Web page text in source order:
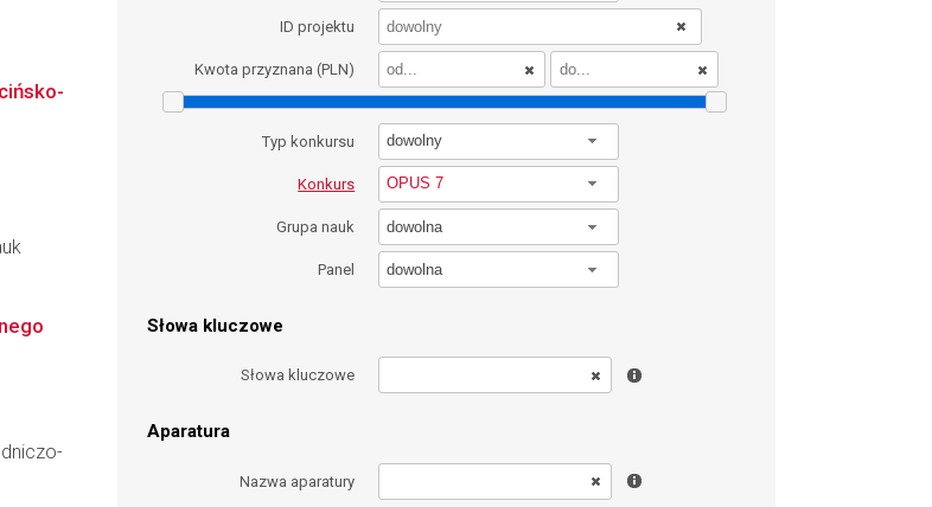
ID projektu
Kwota przyznana (PLN)
Typ konkursu dowolny
Konkurs OPUS 7
Grupa nauk dowolna
Panel dowolna
Słowa kluczowe
Słowa kluczowe
Aparatura
Nazwa aparatury